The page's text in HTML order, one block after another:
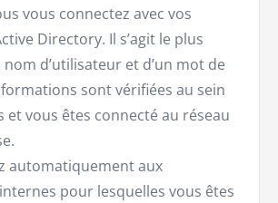
vous connectez avec vos
Directory. Il s’agit le plus
nom d’utilisateur et d’un mot de
sont vérifiées au sein
et vous êtes connecté au réseau
automatiquement aux
pour lesquelles vous êtes